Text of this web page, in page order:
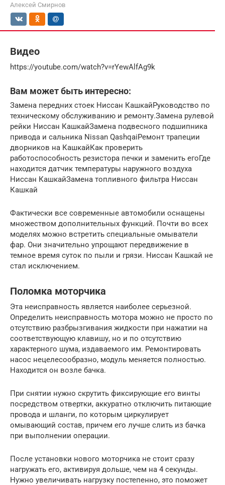
Алексей Смирнов
Видео
https://youtube.com/watch?v=rYewAlfAg9k
Вам может быть интересно:
Замена передних стоек Ниссан КашкайРуководство по
техническому обслуживанию и ремонту.Замена рулевой
рейки Ниссан КашкайЗамена подвесного подшипника
привода и сальника Nissan QashqaiРемонт трапеции
дворников на КашкайКак проверить
работоспособность резистора печки и заменить егоГде
находится датчик температуры наружного воздуха
Ниссан КашкайЗамена топливного фильтра Ниссан
Кашкай
Фактически все современные автомобили оснащены
множеством дополнительных функций. Почти во всех
моделях можно встретить специальные омыватели
фар. Они значительно упрощают передвижение в
темное время суток по пыли и грязи. Ниссан Кашкай не
стал исключением.
Поломка моторчика
Эта неисправность является наиболее серьезной.
Определить неисправность мотора можно не просто по
отсутствию разбрызгивания жидкости при нажатии на
соответствующую клавишу, но и по отсутствию
характерного шума, издаваемого им. Ремонтировать
насос нецелесообразно, модуль меняется полностью.
Находится он возле бачка.
При снятии нужно скрутить фиксирующие его винты
посредством отвертки, аккуратно отключить питающие
провода и шланги, по которым циркулирует
омывающий состав, причем его лучше слить из бачка
при выполнении операции.
После установки нового моторчика не стоит сразу
нагружать его, активируя дольше, чем на 4 секунды.
Нужно увеличивать нагрузку постепенно, это поможет